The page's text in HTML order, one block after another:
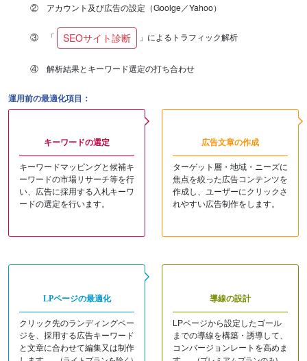
② アカウント及び広告の設定（Goolge／Yahoo）
③ 「 SEOサイト診断 」によるトラフィック解析
④ 解析結果とキーワード選定の打ち合わせ
運用前の最適化項目：
キーワードの選定
キーワードマッピングと候補キ
ーワードの市場リサーチ等を行
い、広告に採用する入札キーワ
ードの選定を行います。
広告文章の作成
ターゲット層・地域・ニーズに
焦点を絞った広告コンテンツを
作成し、ユーザーにクリックさ
れやすい広告制作をします。
LPページの最適化
クリック先のランディングペー
ジを、採用する広告キーワード
と文章に合わせて編集又は制作
導線の設計
LPページから設定したゴール
までの導線を構築・誘導して、
コンバージョンレートを高めま